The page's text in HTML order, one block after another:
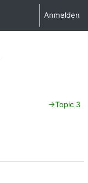
Anmelden
→Topic 3